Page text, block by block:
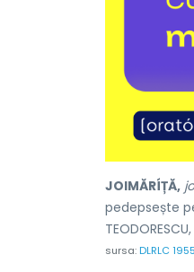
JOIMĂRÍȚĂ,
pedepsește
sursa:DLRLC